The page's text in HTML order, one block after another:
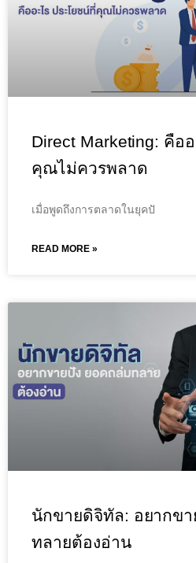
Direct Marketing: คือ
คุณไม่ควรพลาด
เมื่อพูดถึงการตลาดในยุคปั
READ MORE »
นักขายดิจิทัล: อยากข
ทลายต้องอ่าน